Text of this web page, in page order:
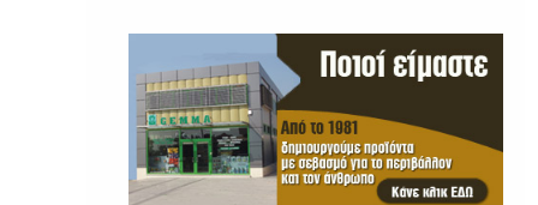
Περισσότερα...
Προβλάστηση
πατατόσπορου
Ποια είναι τα πλεονεκτήματα
της και τι διαδικασία
ακολουθούμε;